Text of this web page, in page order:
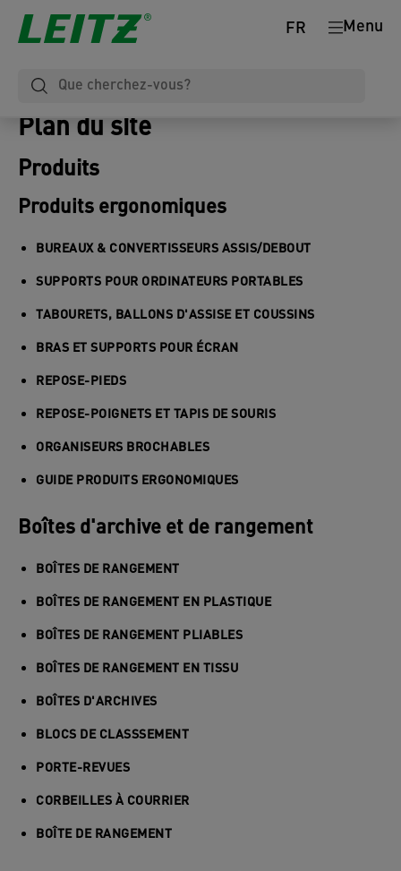
Menu
FR
Plan du site
Produits
Produits ergonomiques
BUREAUX & CONVERTISSEURS ASSIS/DEBOUT
SUPPORTS POUR ORDINATEURS PORTABLES
TABOURETS, BALLONS D'ASSISE ET COUSSINS
BRAS ET SUPPORTS POUR ÉCRAN
REPOSE-PIEDS
REPOSE-POIGNETS ET TAPIS DE SOURIS
ORGANISEURS BROCHABLES
GUIDE PRODUITS ERGONOMIQUES
Boîtes d'archive et de rangement
BOÎTES DE RANGEMENT
BOÎTES DE RANGEMENT EN PLASTIQUE
BOÎTES DE RANGEMENT PLIABLES
BOÎTES DE RANGEMENT EN TISSU
BOÎTES D'ARCHIVES
BLOCS DE CLASSSEMENT
PORTE-REVUES
CORBEILLES À COURRIER
BOÎTE DE RANGEMENT